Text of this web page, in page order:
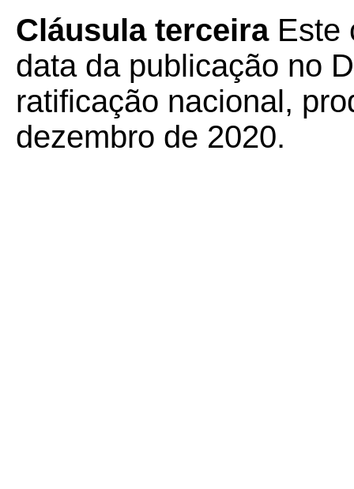
Cláusula terceiraEste
data da publicação no
ratificação nacional,
dezembro de 2020.